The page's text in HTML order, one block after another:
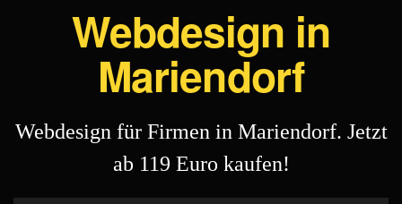
Webdesign in
Mariendorf
Webdesign für Firmen in Mariendorf. Jetzt
ab 119 Euro kaufen!